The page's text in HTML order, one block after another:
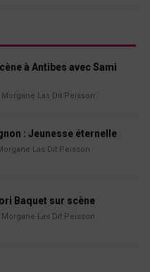
à Antibes avec Sami
Morgane Las Dit Peisson
: Jeunesse éternelle
Las Dit Peisson
Baquet sur scène
Morgane Las Dit Peisson